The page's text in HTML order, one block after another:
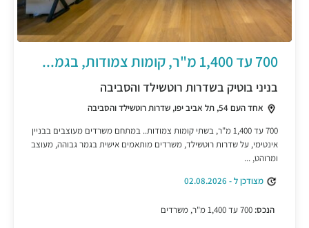
700 עד 1,400 מ"ר, קומות צמודות, בגמ...
בניני בוטיק בשדרות רוטשילד והסביבה
אחד העם 54, תל אביב יפו, שדרות רוטשילד והסביבה
700 עד 1,400 מ"ר, בשתי קומות צמודות.. במתחם משרדים מעוצבים בבניין
אינטימי, על שדרות רוטשילד, משרדים מותאמים אישית בגמר גבוהה, מעוצב
ומרוהט, ...
מצודכן ל - 02.08.2026
הנכס: